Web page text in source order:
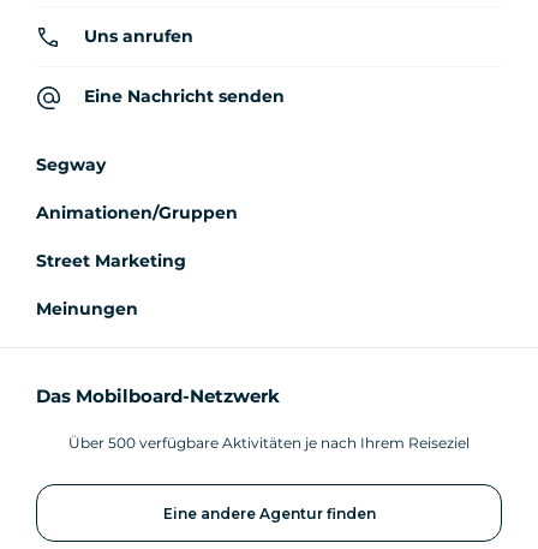
Uns anrufen
Eine Nachricht senden
Segway
Animationen/Gruppen
Street Marketing
Meinungen
Das Mobilboard-Netzwerk
Über 500 verfügbare Aktivitäten je nach Ihrem Reiseziel
Eine andere Agentur finden